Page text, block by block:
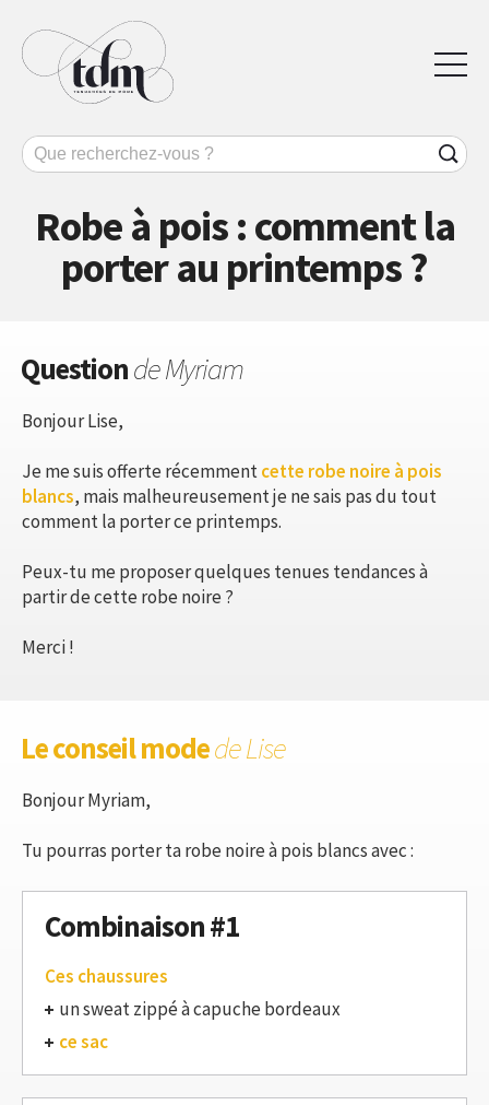
Robe à pois : comment la
porter au printemps ?
Questionde Myriam
Bonjour Lise,
Je me suis offerte récemmentcette robe noire à pois
blancs, mais malheureusement je ne sais pas du tout
comment la porter ce printemps.
Peux-tu me proposer quelques tenues tendances à
partir de cette robe noire ?
Merci !
Le conseil modede Lise
Bonjour Myriam,
Tu pourras porter ta robe noire à pois blancs avec :
Combinaison #1
Ces chaussures
un sweat zippé à capuche bordeaux
ce sac